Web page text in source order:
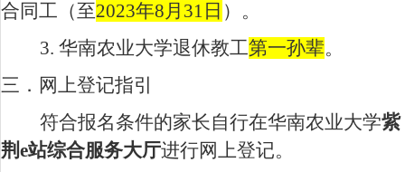
合同工（至2023年8 月 31 日 ）。
3. 华南农业大学退休教工第一孙辈。
三．网上登记指引
符合报名条件的家长自行在华南农业大学紫
荆e站综合服务大厅进行网上登记。